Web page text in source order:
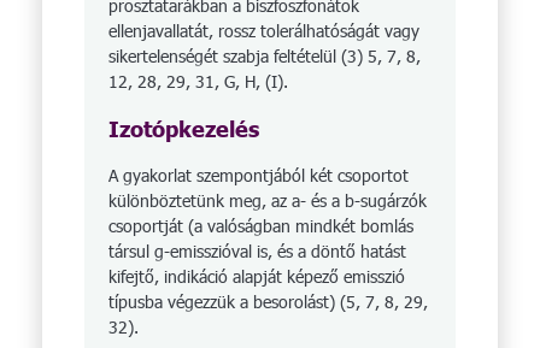
prosztatarákban a biszfoszfonátok
ellenjavallatát, rossz tolerálhatóságát vagy
sikertelenségét szabja feltételül (3) 5, 7, 8,
12, 28, 29, 31, G, H, (I).
Izotópkezelés
A gyakorlat szempontjából két csoportot
különböztetünk meg, az a- és a b-sugárzók
csoportját (a valóságban mindkét bomlás
társul g-emisszióval is, és a döntő hatást
kifejtő, indikáció alapját képező emisszió
típusba végezzük a besorolást) (5, 7, 8, 29,
32).